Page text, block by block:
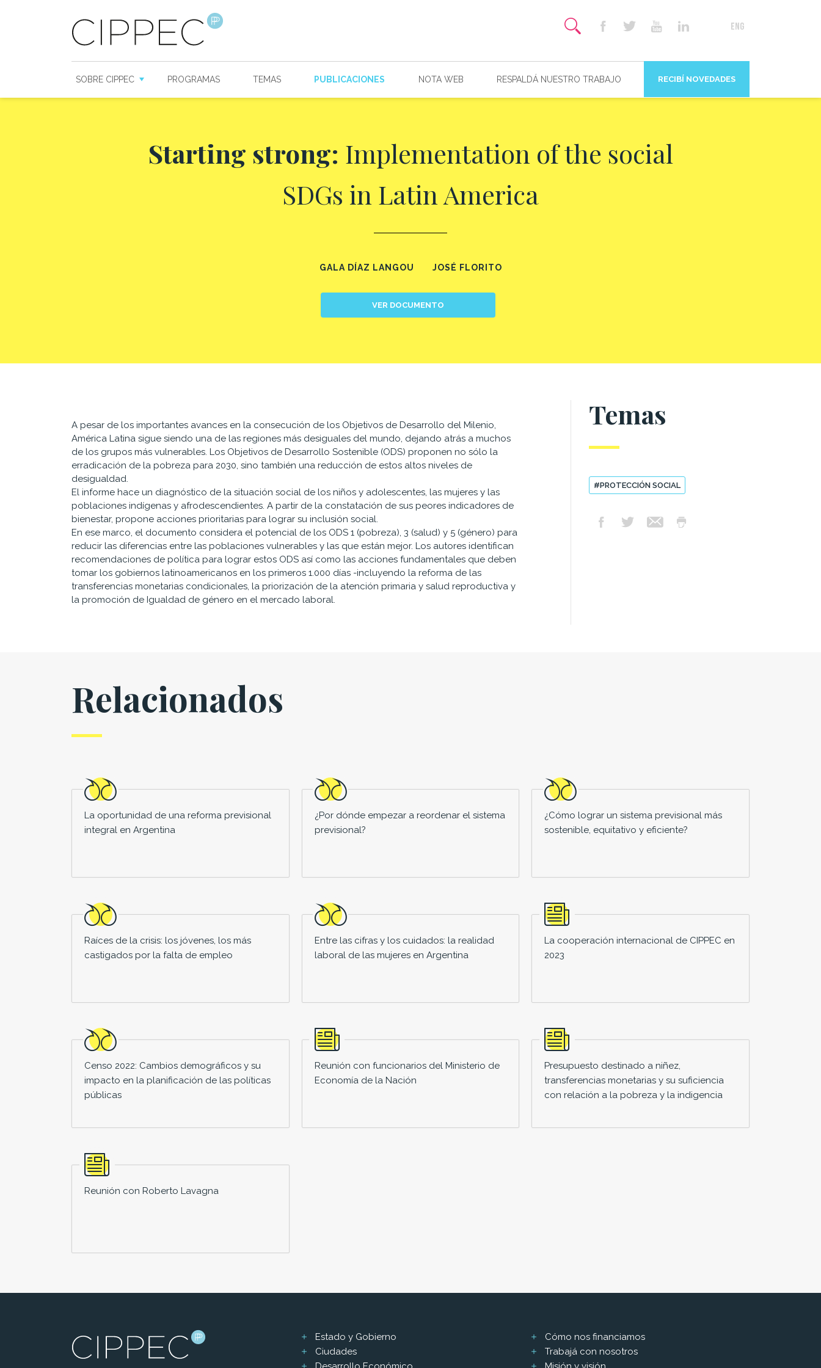
SOBRE CIPPEC PROGRAMAS TEMAS PUBLICACIONES NOTA WEB RESPALDÁ NUESTRO TRABAJO RECIBÍ NOVEDADES
Starting strong: Implementation of the social
SDGs in Latin America
GALA DÍAZ LANGOU JOSÉ FLORITO
VER DOCUMENTO
A pesar de los importantes avances en la consecución de los Objetivos de Desarrollo del Milenio,
América Latina sigue siendo una de las regiones más desiguales del mundo, dejando atrás a muchos
de los grupos más vulnerables. Los Objetivos de Desarrollo Sostenible (ODS) proponen no sólo la
erradicación de la pobreza para 2030, sino también una reducción de estos altos niveles de
desigualdad.
El informe hace un diagnóstico de la situación social de los niños y adolescentes, las mujeres y las
poblaciones indígenas y afrodescendientes. A partir de la constatación de sus peores indicadores de
bienestar, propone acciones prioritarias para lograr su inclusión social.
En ese marco, el documento considera el potencial de los ODS 1 (pobreza), 3 (salud) y 5 (género) para
reducir las diferencias entre las poblaciones vulnerables y las que están mejor. Los autores identifican
recomendaciones de política para lograr estos ODS así como las acciones fundamentales que deben
tomar los gobiernos latinoamericanos en los primeros 1.000 días -incluyendo la reforma de las
transferencias monetarias condicionales, la priorización de la atención primaria y salud reproductiva y
la promoción de Igualdad de género en el mercado laboral.
Temas
#PROTECCIÓN SOCIAL
Relacionados
La oportunidad de una reforma previsional
integral en Argentina
¿Por dónde empezar a reordenar el sistema
previsional?
¿Cómo lograr un sistema previsional más
sostenible, equitativo y eficiente?
Raíces de la crisis: los jóvenes, los más
castigados por la falta de empleo
Entre las cifras y los cuidados: la realidad
laboral de las mujeres en Argentina
La cooperación internacional de CIPPEC en
2023
Censo 2022: Cambios demográficos y su
impacto en la planificación de las políticas
públicas
Reunión con funcionarios del Ministerio de
Economía de la Nación
Presupuesto destinado a niñez,
transferencias monetarias y su suficiencia
con relación a la pobreza y la indigencia
Reunión con Roberto Lavagna
Estado y Gobierno
Ciudades
Cómo nos financiamos
Trabajá con nosotros